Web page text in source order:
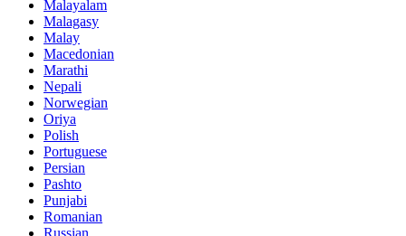
Malayalam
Malagasy
Malay
Macedonian
Marathi
Nepali
Norwegian
Oriya
Polish
Portuguese
Persian
Pashto
Punjabi
Romanian